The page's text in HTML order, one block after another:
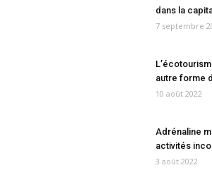
dans la
7 septembre
autre forme
10 août 2022
Adrénaline
activités
3 août 2022